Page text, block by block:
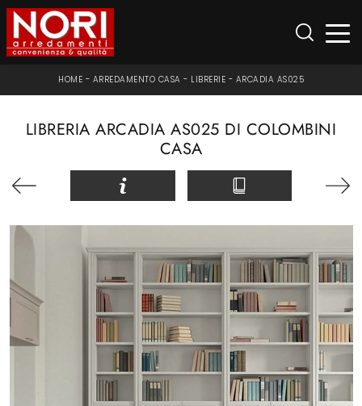
HOME - ARREDAMENTO CASA - LIBRERIE - ARCADIA AS025
LIBRERIA ARCADIA AS025 DI COLOMBINI
CASA